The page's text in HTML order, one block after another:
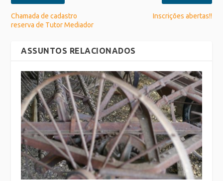
Chamada de cadastro
reserva de Tutor Mediador
Inscrições abertas!!
ASSUNTOS RELACIONADOS